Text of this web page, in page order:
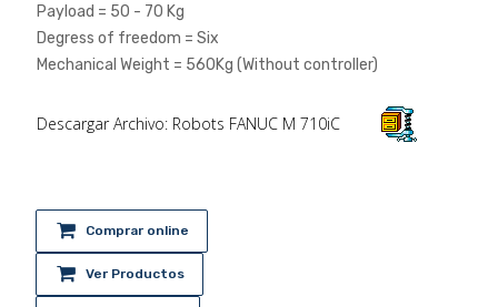
Payload = 50 - 70 Kg
Degress of freedom = Six
Mechanical Weight = 560Kg (Without controller)
Descargar Archivo: Robots FANUC M 710iC
Comprar online
Ver Productos